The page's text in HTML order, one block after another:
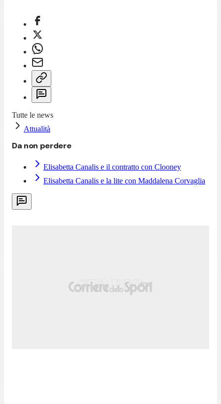
Tutte le news
Attualità
Da non perdere
Elisabetta Canalis e il contratto con Clooney
Elisabetta Canalis e la lite con Maddalena Corvaglia